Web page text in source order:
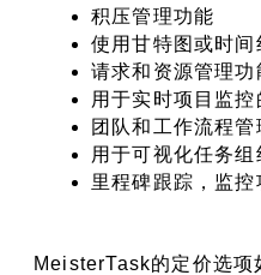
积压管理功能
使用甘特图或时
请求和资源管理功
用于实时项目监
团队和工作流程管
用于可视化任务组
里程碑跟踪，监控
MeisterTask的定价选项